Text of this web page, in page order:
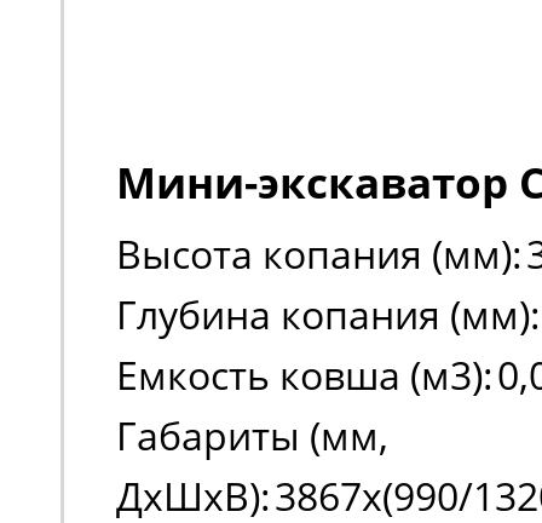
Мини-экскаватор
Высота копания (мм):
Глубина копания (мм):
Емкость ковша (м3):
Габариты (мм,
ДxШxВ):3867х(990/